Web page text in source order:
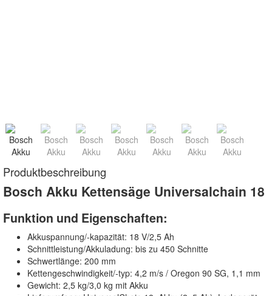
Produktbeschreibung
Bosch Akku Kettensäge Universalchain 18
Funktion und Eigenschaften:
Akkuspannung/-kapazität: 18 V/2,5 Ah
Schnittleistung/Akkuladung: bis zu 450 Schnitte
Schwertlänge: 200 mm
Kettengeschwindigkeit/-typ: 4,2 m/s / Oregon 90 SG, 1,1 mm
Gewicht: 2,5 kg/3,0 kg mit Akku